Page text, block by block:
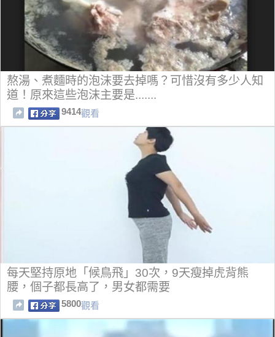
熬湯、煮麵時的泡沫要去掉嗎？可惜沒有多少人知
道！原來這些泡沫主要是.......
9414觀看
每天堅持原地「候鳥飛」30次，9天瘦掉虎背熊
腰，個子都長高了，男女都需要
5800觀看